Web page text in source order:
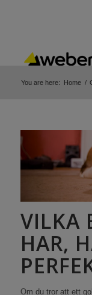
You are here: Home /
VILKA
HAR,
Om du tror att ett